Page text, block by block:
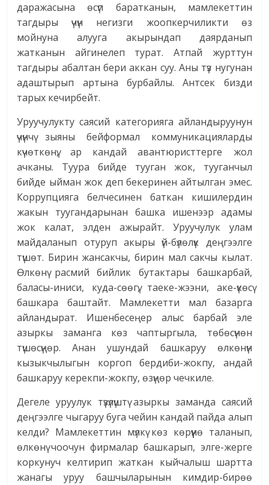
даражасына өсүп баратканын, мамлекеттин
тагдыры үчүн негизги жоопкерчиликти өз
мойнуна алууга акырындап даярданып
жатканын айгинелеп турат. Атпай журттун
тагдыры абалтан бери аккан суу. Аны түз нугунан
адаштырып артына бурбайлы. Антсек бизди
тарых кечирбейт.
Уруучулукту саясий категорияга айландыруунун
үчүнчү зыяны бейформал коммуникацияларды
күчөткөнү, ар кандай авантюристтерге жол
ачканы. Туура бийде тууган жок, тууганчыл
бийде ыйман жок деп бекеринен айтылган эмес.
Коррупцияга белчесинен баткан кишилердин
жакын туугандарынан башка ишенээр адамы
жок калат, элден ажырайт. Уруучулук улам
майдаланып отуруп акыры үй-бүлөлүк деңгээлге
түшөт. Бирин жансакчы, бирин мал сакчы кылат.
Өлкөнү расмий бийлик бутактары башкарбай,
баласы-иниси, куда-сөөгү, таеке-жээни, аке-үкөсү
башкара баштайт. Мамлекетти мал базарга
айландырат. Ишенбесеңер алыс барбай эле
азыркы заманга көз чаптыргыла, төбөсүнөн
түшөсүңөр. Анан ушундай башкаруу өлкөнүн
кызыкчылыгын коргоп бердиби-жокпу, андай
башкаруу керекпи-жокпу, өзүңөр чечкиле.
Дегеле уруулук түзүлүштү азыркы заманда саясий
деңгээлге чыгаруу буга чейин кандай пайда алып
келди? Мамлекеттин мүлкү көз көрүүнө таланып,
өлкөнү чоочун фирмалар башкарып, элге-жерге
коркунуч келтирип жаткан кыйчалыш шартта
жанагы уруу башчыларынын кимдир-бирөө